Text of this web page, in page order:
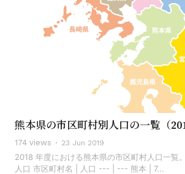
熊本県の市区町村別人口の一覧（
174 views 23 Jun 2019
2018 年度における熊本県の市区町村人口一覧
人口 市区町村名 | 人口 --- | --- 熊本 | 7...